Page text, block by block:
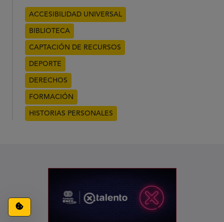
Configuración de cookies
ACCESIBILIDAD UNIVERSAL
BIBLIOTECA
CAPTACIÓN DE RECURSOS
DEPORTE
DERECHOS
FORMACIÓN
HISTORIAS PERSONALES